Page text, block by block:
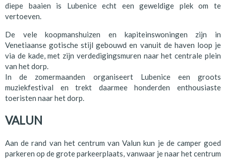
diepe baaien is Lubenice echt een geweldige plek om te
vertoeven.
De vele koopmanshuizen en kapiteinswoningen zijn in
Venetiaanse gotische stijl gebouwd en vanuit de haven loop je
via de kade, met zijn verdedigingsmuren naar het centrale plein
van het dorp.
In de zomermaanden organiseert Lubenice een groots
muziekfestival en trekt daarmee honderden enthousiaste
toeristen naar het dorp.
VALUN
Aan de rand van het centrum van Valun kun je de camper goed
parkeren op de grote parkeerplaats, vanwaar je naar het centrum